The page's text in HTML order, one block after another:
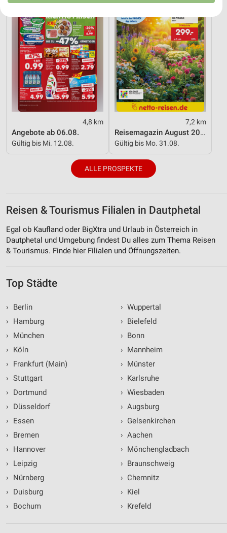
4,8 km
Angebote ab 06.08.
Gültig bis Mi. 12.08.
7,2 km
Reisemagazin August 2026
Gültig bis Mo. 31.08.
ALLE PROSPEKTE
Reisen & Tourismus Filialen in Dautphetal
Egal ob Kaufland oder BigXtra und Urlaub in Österreich in
Dautphetal und Umgebung findest Du alles zum Thema Reisen
& Tourismus. Finde hier Filialen und Öffnungszeiten.
Top Städte
›
Berlin
›
Hamburg
›
München
›
Köln
›
Frankfurt (Main)
› Stuttgart
›
Dortmund
›
Düsseldorf
›
Essen
›
Bremen
›
Hannover
›
Leipzig
›
Nürnberg
›
Duisburg
›
Bochum
› Wuppertal
› Bielefeld
› Bonn
› Mannheim
› Münster
› Karlsruhe
› Wiesbaden
› Augsburg
› Gelsenkirchen
› Aachen
› Mönchengladbach
› Braunschweig
› Chemnitz
› Kiel
› Krefeld
Website/App.
Partnerliste anzeigen (1 IAB-Anbieter)
Wir nutzen Ihre Daten für folgende Zwecke:
IAB-Verarbeitungszwecke:
Speichern von oder Zugriff auf Informationen
auf einem Endgerät
Verwendung reduzierter Daten zur Auswahl von
Werbeanzeigen
Erstellung von Profilen für personalisierte
Werbung
Verwendung von Profilen zur Auswahl
personalisierter Werbung
personalisierter Inhalte
Messung der Werbeleistung
Analyse von Zielgruppen durch Statistiken oder
Quellen
Verwendung reduzierter Daten zur Auswahl von
Inhalten
IAB-Besonderheiten:
Verwendung genauer Standortdaten
Geräte anhand von aktiv angeforderten
Informationen identifizieren
Nicht-IAB-Verarbeitungszwecke:
Notwendig
Performance
Funktional